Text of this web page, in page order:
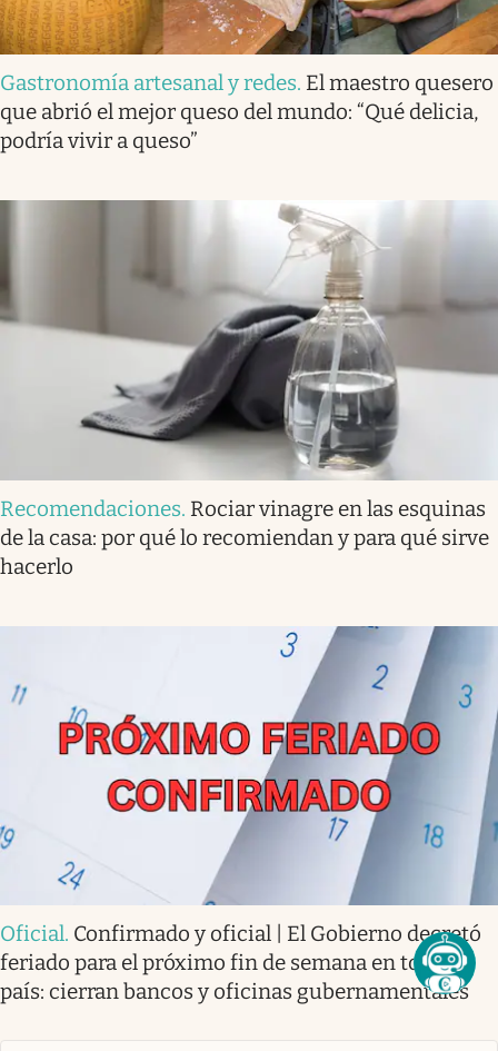
Gastronomía artesanal y redes. El maestro quesero
que abrió el mejor queso del mundo: “Qué delicia,
podría vivir a queso”
Recomendaciones. Rociar vinagre en las esquinas
de la casa: por qué lo recomiendan y para qué sirve
hacerlo
Oficial. Confirmado y oficial | El Gobierno decretó
feriado para el próximo fin de semana en todo el
país: cierran bancos y oficinas gubernamentales